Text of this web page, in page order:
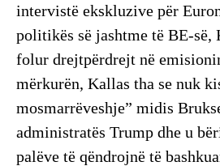
intervistë ekskluzive për
politikës së jashtme të BE-së,
folur drejtpërdrejt në
mërkurën, Kallas tha se nuk
mosmarrëveshje” midis
administratës Trump dhe u
palëve të qëndrojnë të